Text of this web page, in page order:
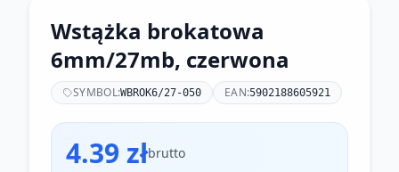
Wstążka brokatowa
6mm/27mb, czerwona
SYMBOL:WBROK6/27-050 EAN:5902188605921
4.39 złbrutto